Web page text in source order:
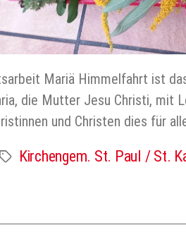
Mariä Himmelfahrt ist
die Mutter Jesu Christi, mit
und Christen dies für
Schlagwörter
Kirchengem. St. Paul / St.